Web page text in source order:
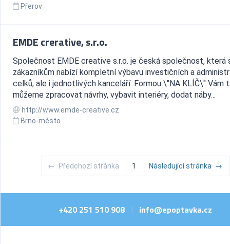
Přerov
EMDE crerative, s.r.o.
Společnost EMDE creative s.r.o. je česká společnost, která
zákazníkům nabízí kompletní výbavu investičních a
celků, ale i jednotlivých kanceláří. Formou \"NA KLÍČ\" Vám
můžeme zpracovat návrhy, vybavit interiéry, dodat náby...
http://www.emde-creative.cz
Brno-město
← Předchozí stránka 1 Následující stránka →
+420 251 510 908 | info@epoptavka.cz